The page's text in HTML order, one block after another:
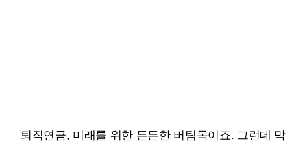
퇴직연금, 미래를 위한 든든한 버팀목이죠. 그런데 막